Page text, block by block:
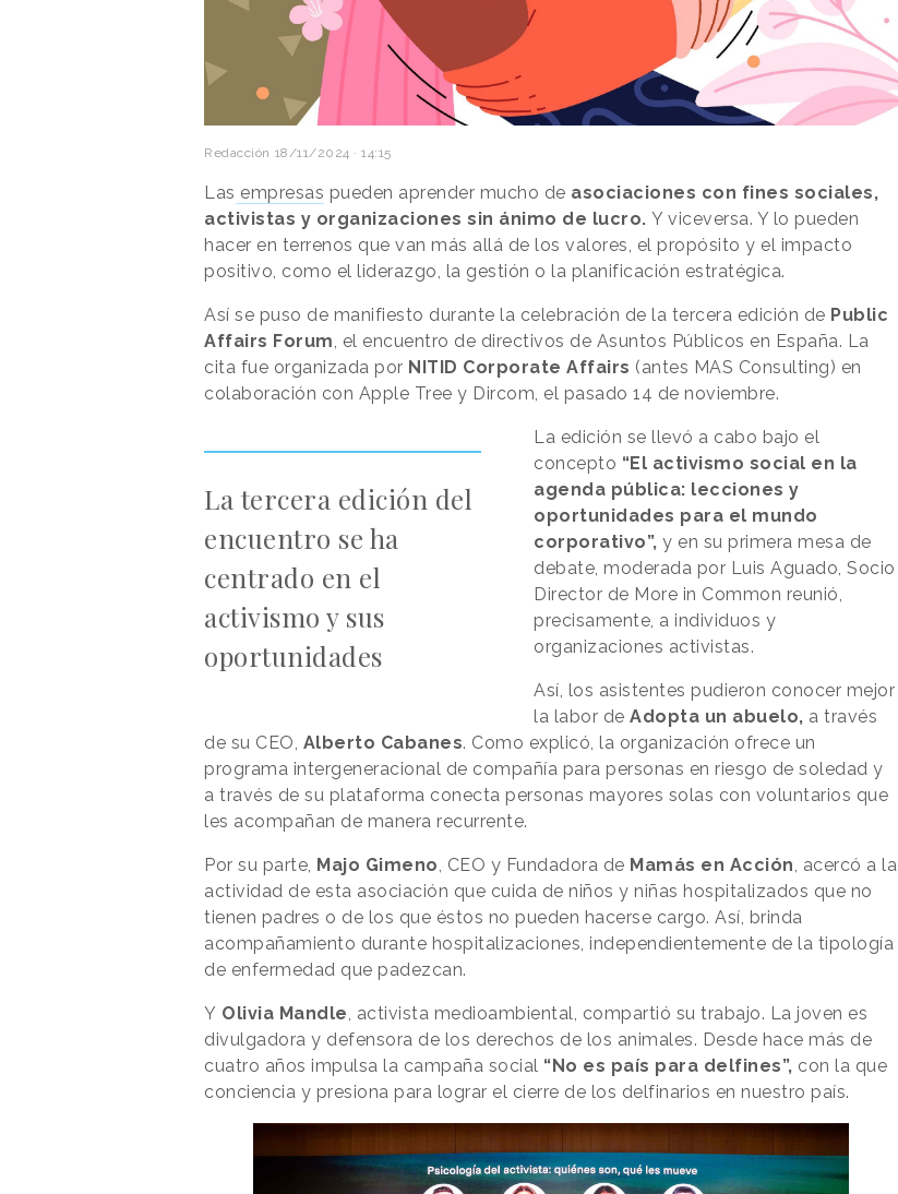
Redacción 18/11/2024 · 14:15
Las empresas pueden aprender mucho de asociaciones con fines sociales,
activistas y organizaciones sin ánimo de lucro. Y viceversa. Y lo pueden
hacer en terrenos que van más allá de los valores, el propósito y el impacto
positivo, como el liderazgo, la gestión o la planificación estratégica.
Así se puso de manifiesto durante la celebración de la tercera edición de Public
Affairs Forum, el encuentro de directivos de Asuntos Públicos en España. La
cita fue organizada por NITID Corporate Affairs (antes MAS Consulting) en
colaboración con Apple Tree y Dircom, el pasado 14 de noviembre.
La tercera edición del
encuentro se ha
centrado en el
activismo y sus
oportunidades
La edición se llevó a cabo bajo el
concepto “El activismo social en la
agenda pública: lecciones y
oportunidades para el mundo
corporativo”, y en su primera mesa de
debate, moderada por Luis Aguado, Socio
Director de More in Common reunió,
precisamente, a individuos y
organizaciones activistas.
Así, los asistentes pudieron conocer mejor
la labor de Adopta un abuelo, a través
de su CEO, Alberto Cabanes. Como explicó, la organización ofrece un
programa intergeneracional de compañía para personas en riesgo de soledad y
a través de su plataforma conecta personas mayores solas con voluntarios que
les acompañan de manera recurrente.
Por su parte, Majo Gimeno, CEO y Fundadora de Mamás en Acción, acercó a la
actividad de esta asociación que cuida de niños y niñas hospitalizados que no
tienen padres o de los que éstos no pueden hacerse cargo. Así, brinda
acompañamiento durante hospitalizaciones, independientemente de la tipología
de enfermedad que padezcan.
Y Olivia Mandle, activista medioambiental, compartió su trabajo. La joven es
divulgadora y defensora de los derechos de los animales. Desde hace más de
cuatro años impulsa la campaña social “No es país para delfines”, con la que
conciencia y presiona para lograr el cierre de los delfinarios en nuestro país.